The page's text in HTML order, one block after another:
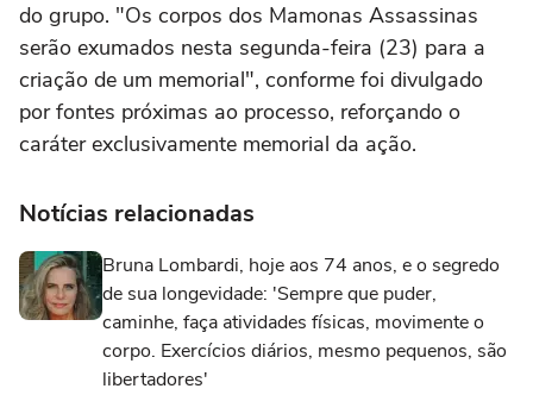
do grupo. "Os corpos dos Mamonas Assassinas
serão exumados nesta segunda-feira (23) para a
criação de um memorial", conforme foi divulgado
por fontes próximas ao processo, reforçando o
caráter exclusivamente memorial da ação.
Notícias relacionadas
Bruna Lombardi, hoje aos 74 anos, e o segredo
de sua longevidade: 'Sempre que puder,
caminhe, faça atividades físicas, movimente o
corpo. Exercícios diários, mesmo pequenos, são
libertadores'